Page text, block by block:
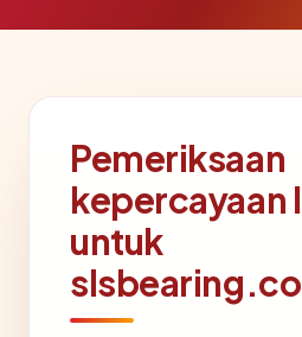
Pemeriksaan
kepercayaan
untuk